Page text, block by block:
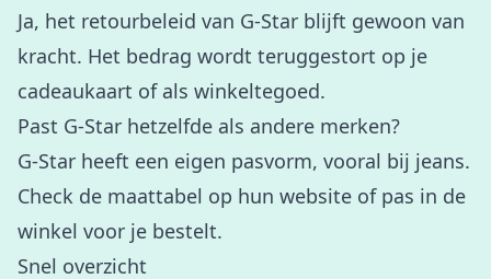
Ja, het retourbeleid van G-Star blijft gewoon van
kracht. Het bedrag wordt teruggestort op je
cadeaukaart of als winkeltegoed.
Past G-Star hetzelfde als andere merken?
G-Star heeft een eigen pasvorm, vooral bij jeans.
Check de maattabel op hun website of pas in de
winkel voor je bestelt.
Snel overzicht